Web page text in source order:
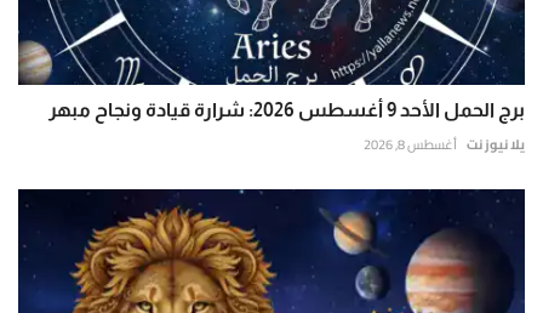
برج الحمل الأحد 9 أغسطس 2026: شرارة قيادة ونجاح مبهر
يلا نيوز نت أغسطس 8, 2026